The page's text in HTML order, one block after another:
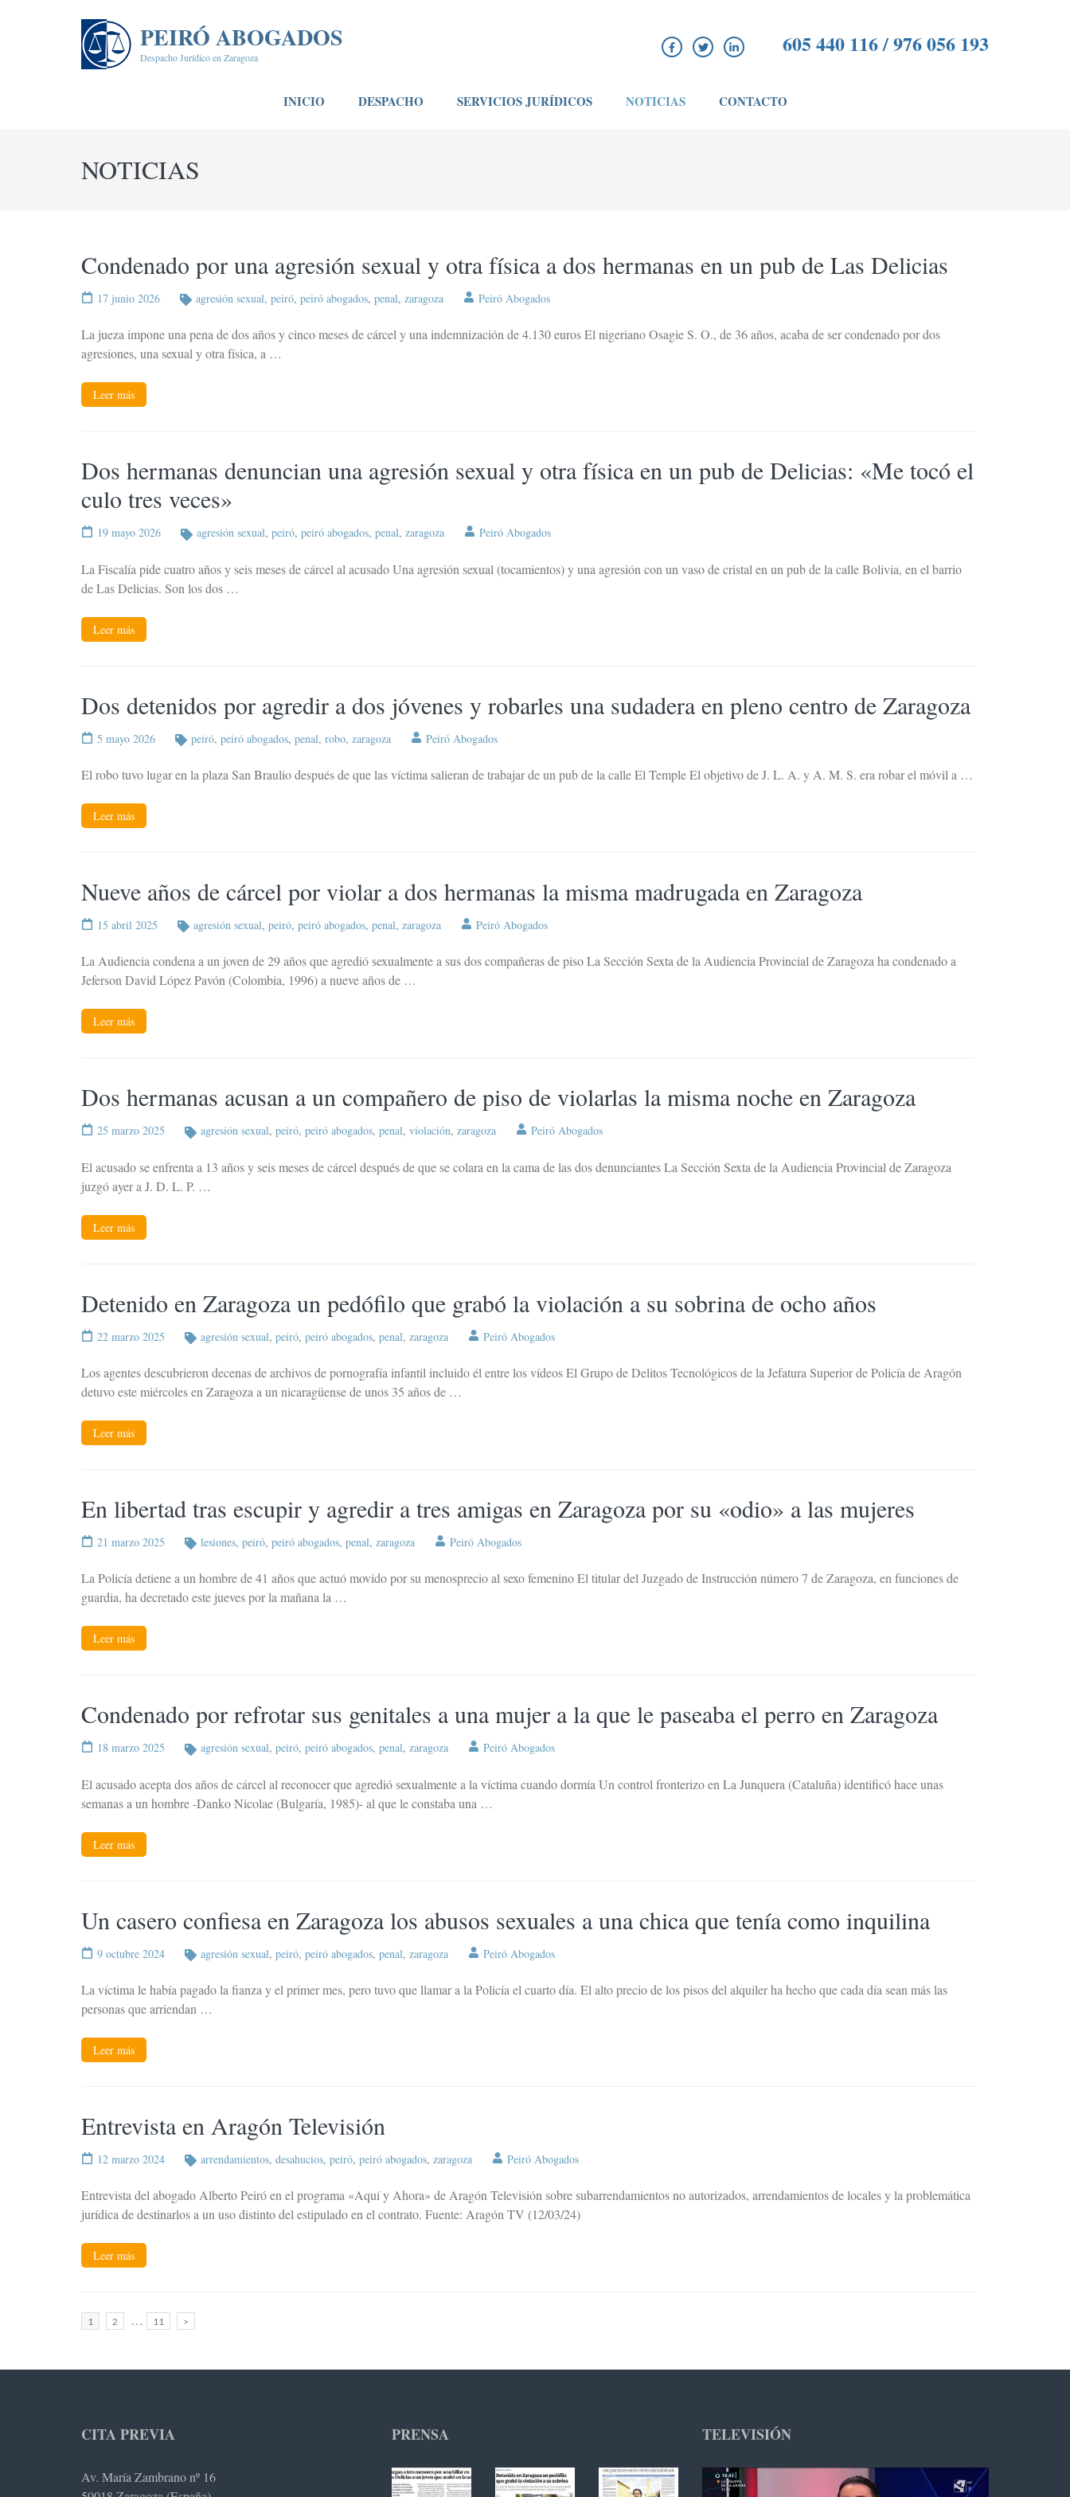
PEIRÓ ABOGADOS
Despacho Jurídico en Zaragoza 605 440 116 / 976 056 193
INICIO DESPACHO SERVICIOS JURÍDICOS NOTICIAS CONTACTO
NOTICIAS
Condenado por una agresión sexual y otra física a dos hermanas en un pub de Las Delicias
17 junio 2026 agresión sexual, peiró, peiró abogados, penal, zaragoza Peiró Abogados
La jueza impone una pena de dos años y cinco meses de cárcel y una indemnización de 4.130 euros El nigeriano Osagie S. O., de 36 años, acaba de ser condenado por dos
agresiones, una sexual y otra física, a …
Leer más
Dos hermanas denuncian una agresión sexual y otra física en un pub de Delicias: «Me tocó el
culo tres veces»
19 mayo 2026 agresión sexual, peiró, peiró abogados, penal, zaragoza Peiró Abogados
La Fiscalía pide cuatro años y seis meses de cárcel al acusado Una agresión sexual (tocamientos) y una agresión con un vaso de cristal en un pub de la calle Bolivia, en el barrio
de Las Delicias. Son los dos …
Leer más
Dos detenidos por agredir a dos jóvenes y robarles una sudadera en pleno centro de Zaragoza
5 mayo 2026 peiró, peiró abogados, penal, robo, zaragoza Peiró Abogados
El robo tuvo lugar en la plaza San Braulio después de que las víctima salieran de trabajar de un pub de la calle El Temple El objetivo de J. L. A. y A. M. S. era robar el móvil a …
Leer más
Nueve años de cárcel por violar a dos hermanas la misma madrugada en Zaragoza
15 abril 2025 agresión sexual, peiró, peiró abogados, penal, zaragoza Peiró Abogados
La Audiencia condena a un joven de 29 años que agredió sexualmente a sus dos compañeras de piso La Sección Sexta de la Audiencia Provincial de Zaragoza ha condenado a
Jeferson David López Pavón (Colombia, 1996) a nueve años de …
Leer más
Dos hermanas acusan a un compañero de piso de violarlas la misma noche en Zaragoza
25 marzo 2025 agresión sexual, peiró, peiró abogados, penal, violación, zaragoza Peiró Abogados
El acusado se enfrenta a 13 años y seis meses de cárcel después de que se colara en la cama de las dos denunciantes La Sección Sexta de la Audiencia Provincial de Zaragoza
juzgó ayer a J. D. L. P. …
Leer más
Detenido en Zaragoza un pedófilo que grabó la violación a su sobrina de ocho años
22 marzo 2025 agresión sexual, peiró, peiró abogados, penal, zaragoza Peiró Abogados
Los agentes descubrieron decenas de archivos de pornografía infantil incluido él entre los vídeos El Grupo de Delitos Tecnológicos de la Jefatura Superior de Policía de Aragón
detuvo este miércoles en Zaragoza a un nicaragüense de unos 35 años de …
Leer más
En libertad tras escupir y agredir a tres amigas en Zaragoza por su «odio» a las mujeres
21 marzo 2025 lesiones, peiró, peiró abogados, penal, zaragoza Peiró Abogados
La Policía detiene a un hombre de 41 años que actuó movido por su menosprecio al sexo femenino El titular del Juzgado de Instrucción número 7 de Zaragoza, en funciones de
guardia, ha decretado este jueves por la mañana la …
Leer más
Condenado por refrotar sus genitales a una mujer a la que le paseaba el perro en Zaragoza
18 marzo 2025 agresión sexual, peiró, peiró abogados, penal, zaragoza Peiró Abogados
El acusado acepta dos años de cárcel al reconocer que agredió sexualmente a la víctima cuando dormía Un control fronterizo en La Junquera (Cataluña) identificó hace unas
semanas a un hombre -Danko Nicolae (Bulgaría, 1985)- al que le constaba una …
Leer más
Un casero confiesa en Zaragoza los abusos sexuales a una chica que tenía como inquilina
9 octubre 2024 agresión sexual, peiró, peiró abogados, penal, zaragoza Peiró Abogados
La víctima le había pagado la fianza y el primer mes, pero tuvo que llamar a la Policía el cuarto día. El alto precio de los pisos del alquiler ha hecho que cada día sean más las
personas que arriendan …
Leer más
Entrevista en Aragón Televisión
12 marzo 2024 arrendamientos, desahucios, peiró, peiró abogados, zaragoza Peiró Abogados
Entrevista del abogado Alberto Peiró en el programa «Aquí y Ahora» de Aragón Televisión sobre subarrendamientos no autorizados, arrendamientos de locales y la problemática
jurídica de destinarlos a un uso distinto del estipulado en el contrato. Fuente: Aragón TV (12/03/24)
Leer más
Paginación
de
Página
1 Página
2 … Página
11 >
CITA PREVIA
Av. María Zambrano nº 16
PRENSA TELEVISIÓN
Reproductor